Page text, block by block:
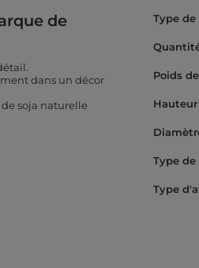
de
dans un décor
soja naturelle
Type
Poids
Type
Type